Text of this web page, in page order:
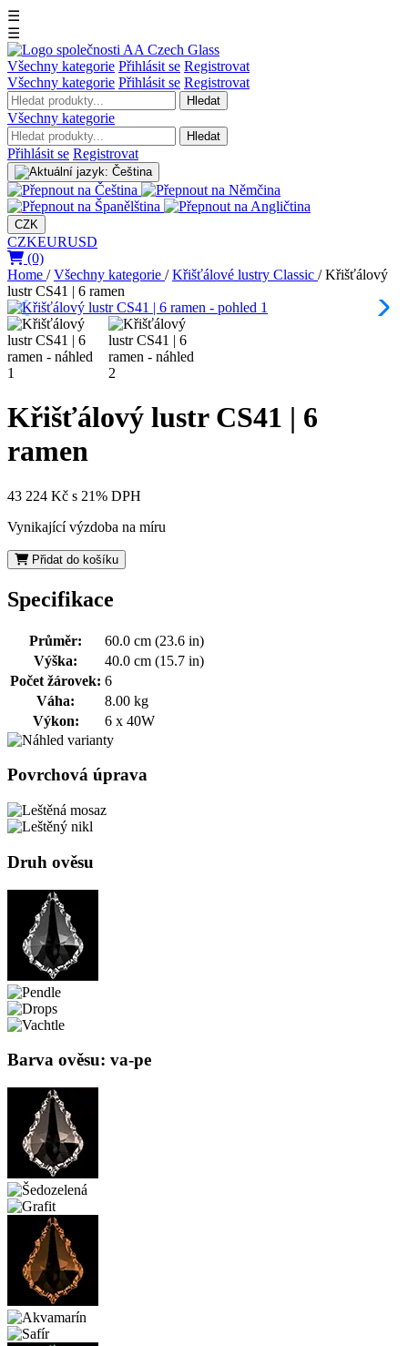
☰
☰
Všechny kategorie Přihlásit se Registrovat
Všechny kategorie Přihlásit se Registrovat
Hledat
Všechny kategorie
Hledat
Přihlásit se Registrovat
CZK
CZKEURUSD
(0)
Home / Všechny kategorie / Křišťálové lustry Classic / Křišťálový
lustr CS41 | 6 ramen
Křišťálový lustr CS41 | 6
ramen
43 224 Kč s 21% DPH
Vynikající výzdoba na míru
Přidat do košíku
Specifikace
Průměr:
60.0 cm (23.6 in)
Výška:
40.0 cm (15.7 in)
Počet žárovek: 6
Váha:
8.00 kg
Výkon:
6 x 40W
Povrchová úprava
Druh ověsu
Barva ověsu: va-pe